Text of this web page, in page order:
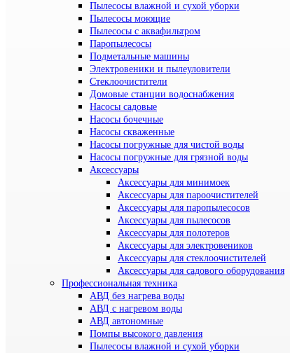
Пылесосы влажной и сухой уборки
Пылесосы моющие
Пылесосы с аквафильтром
Паропылесосы
Подметальные машины
Электровеники и пылеуловители
Стеклоочистители
Домовые станции водоснабжения
Насосы садовые
Насосы бочечные
Насосы скваженные
Насосы погружные для чистой воды
Насосы погружные для грязной воды
Аксессуары
Аксессуары для минимоек
Аксессуары для пароочистителей
Аксессуары для паропылесосов
Аксессуары для пылесосов
Аксессуары для полотеров
Аксессуары для электровеников
Аксессуары для стеклоочистителей
Аксессуары для садового оборудования
Профессиональная техника
АВД без нагрева воды
АВД с нагревом воды
АВД автономные
Помпы высокого давления
Пылесосы влажной и сухой уборки